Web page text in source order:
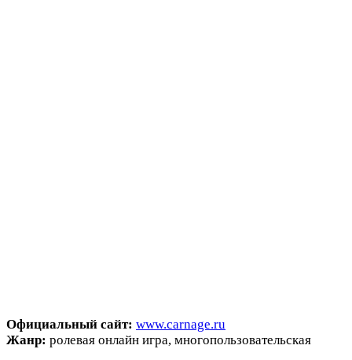
Официальный сайт: www.carnage.ru
Жанр: ролевая онлайн игра, многопользовательская